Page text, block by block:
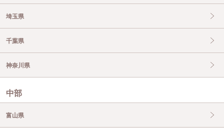
埼玉県
千葉県
神奈川県
中部
富山県